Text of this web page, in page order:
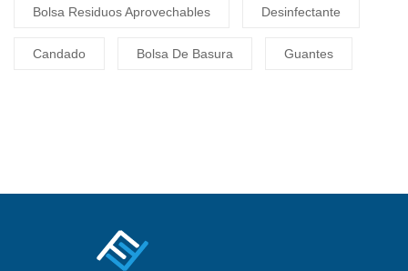
Bolsa Residuos Aprovechables Desinfectante
Candado Bolsa De Basura Guantes